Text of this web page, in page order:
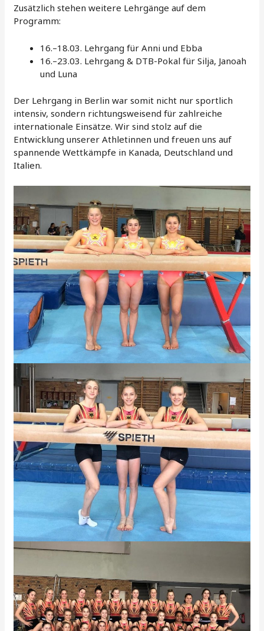
Zusätzlich stehen weitere Lehrgänge auf dem
Programm:
16.–18.03. Lehrgang für Anni und Ebba
16.–23.03. Lehrgang & DTB-Pokal für Silja, Janoah
und Luna
Der Lehrgang in Berlin war somit nicht nur sportlich
intensiv, sondern richtungsweisend für zahlreiche
internationale Einsätze. Wir sind stolz auf die
Entwicklung unserer Athletinnen und freuen uns auf
spannende Wettkämpfe in Kanada, Deutschland und
Italien.